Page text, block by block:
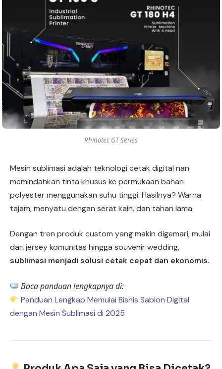
Rhinotec GT Series
Mesin sublimasi adalah teknologi cetak digital nan
memindahkan tinta khusus ke permukaan bahan
polyester menggunakan suhu tinggi. Hasilnya? Warna
tajam, menyatu dengan serat kain, dan tahan lama.
Dengan tren produk custom yang makin digemari, mulai
dari jersey komunitas hingga souvenir wedding,
sublimasi menjadi solusi cetak cepat dan ekonomis.
Baca panduan lengkapnya di:
Panduan Lengkap Memulai Bisnis Sablon Digital
dengan Mesin Sublimasi di 2025